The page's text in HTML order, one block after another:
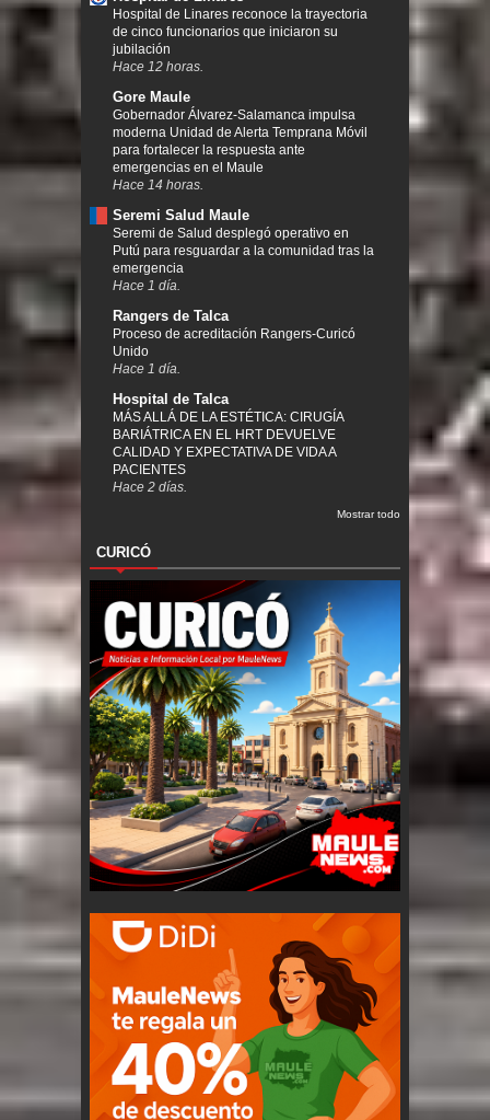
Hospital de Linares reconoce la trayectoria
de cinco funcionarios que iniciaron su
jubilación
Hace 12 horas.
Gore Maule
Gobernador Álvarez-Salamanca impulsa
moderna Unidad de Alerta Temprana Móvil
para fortalecer la respuesta ante
emergencias en el Maule
Hace 14 horas.
Seremi Salud Maule
Seremi de Salud desplegó operativo en
Putú para resguardar a la comunidad tras la
emergencia
Hace 1 día.
Rangers de Talca
Proceso de acreditación Rangers-Curicó
Unido
Hace 1 día.
Hospital de Talca
MÁS ALLÁ DE LA ESTÉTICA: CIRUGÍA
BARIÁTRICA EN EL HRT DEVUELVE
CALIDAD Y EXPECTATIVA DE VIDA A
PACIENTES
Hace 2 días.
Mostrar todo
CURICÓ